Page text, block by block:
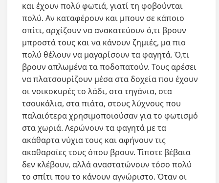
και έχουν πολύ φωτιά, γιατί τη φοβούνται
πολύ. Αν καταφέρουν και μπουν σε κάποιο
σπίτι, αρχίζουν να ανακατεύουν ό,τι βρουν
μπροστά τους και να κάνουν ζημιές, μα πιο
πολύ θέλουν να μαγαρίσουν τα φαγητά. Ό,τι
βρουν απλωμένα τα ποδοπατούν. Τους αρέσει
να πλατσουρίζουν μέσα στα δοχεία που έχουν
οι νοικοκυρές το λάδι, στα τηγάνια, στα
τσουκάλια, στα πιάτα, στους λύχνους που
παλαιότερα χρησιμοποιούσαν για το φωτισμό
στα χωριά. Λερώνουν τα φαγητά με τα
ακάθαρτα νύχια τους και αφήνουν τις
ακαθαρσίες τους όπου βρουν. Τίποτε βέβαια
δεν κλέβουν, αλλά αναστατώνουν τόσο πολύ
το σπίτι που το κάνουν αγνώριστο. Όταν οι